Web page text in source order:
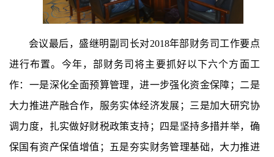
会议最后，盛继明副司长对2018年部财务司工作要点
进行布置。今年，部财务司将主要抓好以下六个方面工
作：一是深化全面预算管理，进一步强化资金保障；二是
大力推进产融合作，服务实体经济发展；三是加大研究协
调力度，扎实做好财税政策支持；四是坚持多措并举，确
保国有资产保值增值；五是夯实财务管理基础，大力推进